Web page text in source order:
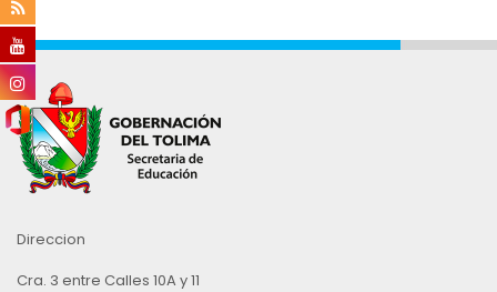
Direccion
Cra. 3 entre Calles 10A y 11